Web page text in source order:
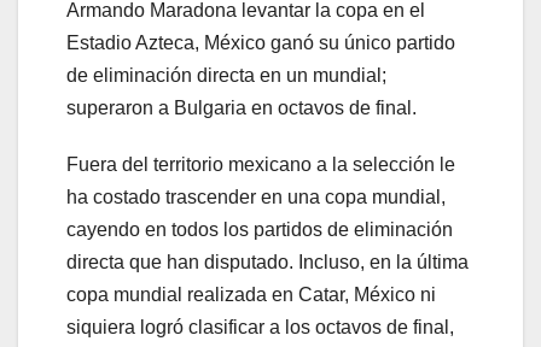
Armando Maradona levantar la copa en el
Estadio Azteca, México ganó su único partido
de eliminación directa en un mundial;
superaron a Bulgaria en octavos de final.
Fuera del territorio mexicano a la selección le
ha costado trascender en una copa mundial,
cayendo en todos los partidos de eliminación
directa que han disputado. Incluso, en la última
copa mundial realizada en Catar, México ni
siquiera logró clasificar a los octavos de final,